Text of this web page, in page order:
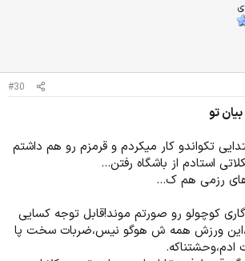
#30
تو
تکواندو کار میکردم و قرمزم رو هم داشتم
استادم از باشگاه رفتن...
های رزمی هم ک...
کوچولو رو صورتم موند!قابل توجه کسایی
ورزش همه ش هوگو نیس،ضربات سخت پا